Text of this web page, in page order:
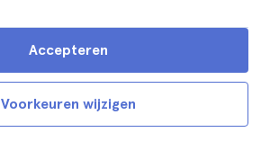
Voorkeuren wijzigen
Accepteren